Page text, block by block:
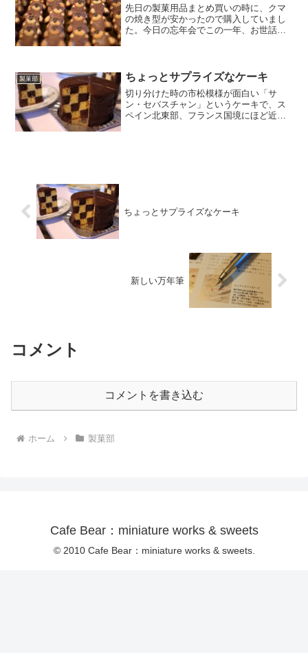
先日の製菓用品まとめ買いの時に、クマ
の焼き型が安かったので購入していまし
た。今日の忘年会でこの一年、お世話に
ピス発酵バター、カルピス...
製菓部 ちょっとサプライズなケーキ
切り分けた時の市松模様が面白い「サ
ン・セバスチャン」というケーキで、ス
ペイン北東部、フランス国境にほど近い
ちょっとサプライズなケーキ
新しい万年筆
コメント
コメントを書き込む
ホーム 製菓部
Cafe Bear：miniature works & sweets
© 2010 Cafe Bear：miniature works & sweets.